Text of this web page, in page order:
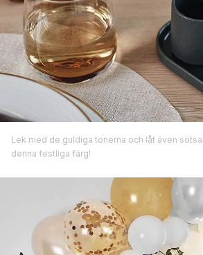
Lek med de guldiga tonerna och låt även
denna festliga färg!